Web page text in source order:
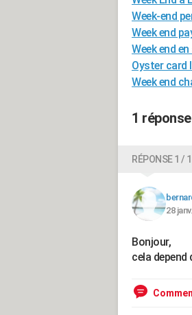
Week-end
Week end
Week end
Oyster card
Week end
1 réponse
RÉPONSE 1 / 1
28
Bonjour,
cela